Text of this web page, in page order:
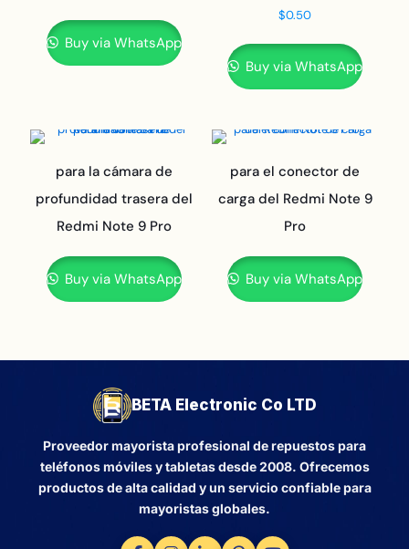
Buy via WhatsApp
$0.50
Buy via WhatsApp
para la cámara de
profundidad trasera del
Redmi Note 9 Pro
Buy via WhatsApp
para el conector de
carga del Redmi Note 9
Pro
Buy via WhatsApp
BETA Electronic Co LTD
Proveedor mayorista profesional de repuestos para
teléfonos móviles y tabletas desde 2008. Ofrecemos
productos de alta calidad y un servicio confiable para
mayoristas globales.